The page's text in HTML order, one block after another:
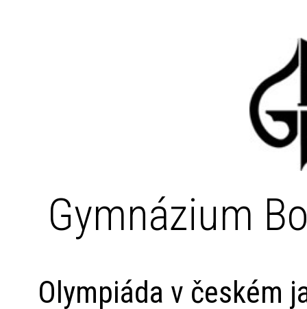
Gymnázium
Olympiáda v českém